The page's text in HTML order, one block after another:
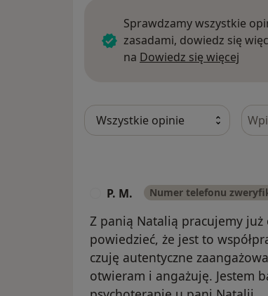
Sprawdzamy wszystkie
zasadami, dowiedz się
na Dowiedz się więcej
P. M. Numer telefonu
Z panią Natalią pracujemy
powiedzieć, że jest to
czuję autentyczne
otwieram i angażuję. Jestem